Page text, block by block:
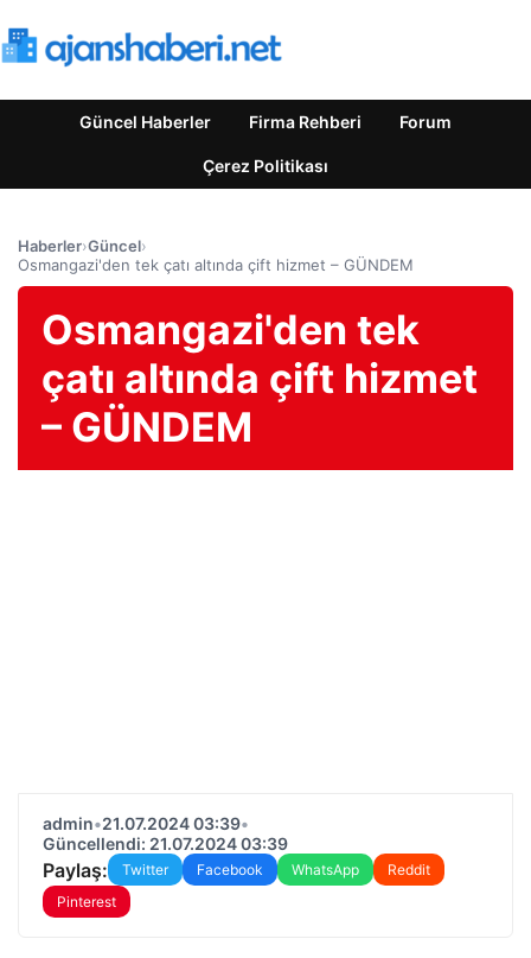
Güncel Haberler Firma Rehberi Forum
Çerez Politikası
Haberler›Güncel›
Osmangazi'den tek çatı altında çift hizmet – GÜNDEM
Osmangazi'den tek
çatı altında çift hizmet
– GÜNDEM
admin•21.07.2024 03:39•
Güncellendi: 21.07.2024 03:39
Paylaş: Twitter Facebook WhatsApp
Reddit
Pinterest